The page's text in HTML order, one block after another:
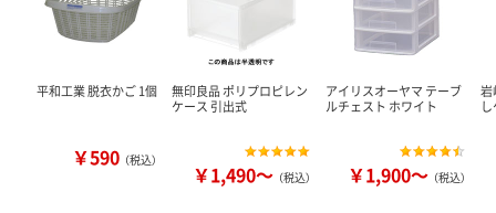
平和工業 脱衣かご 1個
￥590 （税込）
無印良品 ポリプロピレン
ケース 引出式
￥1,490～ （税込）
アイリスオーヤマ テーブ
ルチェスト ホワイト
￥1,900～ （税込）